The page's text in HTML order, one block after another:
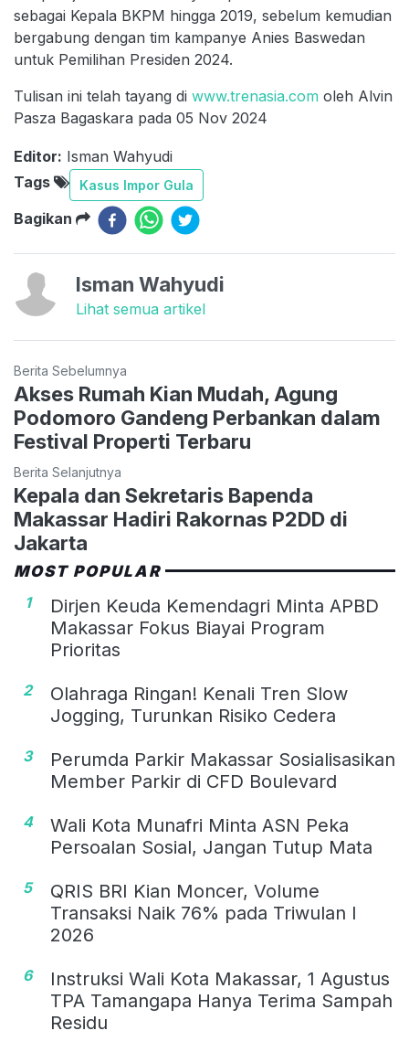
sebagai Kepala BKPM hingga 2019, sebelum kemudian
bergabung dengan tim kampanye Anies Baswedan
untuk Pemilihan Presiden 2024.
Tulisan ini telah tayang di www.trenasia.com oleh Alvin
Pasza Bagaskara pada 05 Nov 2024
Editor: Isman Wahyudi
Tags
Kasus Impor Gula
Bagikan
Isman Wahyudi
Lihat semua artikel
Berita Sebelumnya
Akses Rumah Kian Mudah, Agung
Podomoro Gandeng Perbankan dalam
Festival Properti Terbaru
Berita Selanjutnya
Kepala dan Sekretaris Bapenda
Makassar Hadiri Rakornas P2DD di
Jakarta
MOST POPULAR
1
Dirjen Keuda Kemendagri Minta APBD
Makassar Fokus Biayai Program
Prioritas
2
Olahraga Ringan! Kenali Tren Slow
Jogging, Turunkan Risiko Cedera
3
Perumda Parkir Makassar Sosialisasikan
Member Parkir di CFD Boulevard
4
Wali Kota Munafri Minta ASN Peka
Persoalan Sosial, Jangan Tutup Mata
5
QRIS BRI Kian Moncer, Volume
Transaksi Naik 76% pada Triwulan I
2026
6
Instruksi Wali Kota Makassar, 1 Agustus
TPA Tamangapa Hanya Terima Sampah
Residu